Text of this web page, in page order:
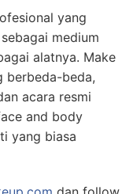
yang
medium
alatnya. Make
berbeda-beda,
acara resmi
and body
yang biasa